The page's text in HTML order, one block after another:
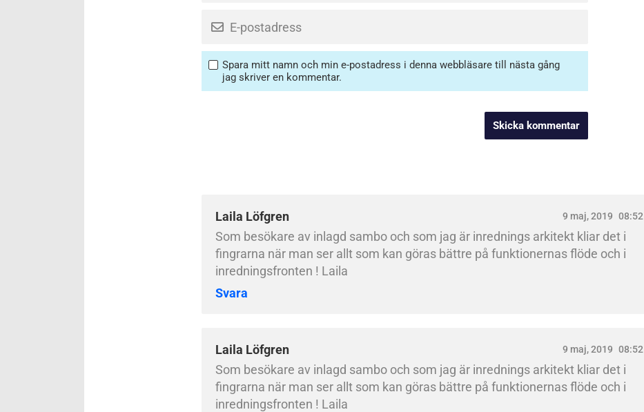
Spara mitt namn och min e-postadress i denna webbläsare till nästa gång
jag skriver en kommentar.
Laila Löfgren 9 maj, 2019 08:52
Som besökare av inlagd sambo och som jag är inrednings arkitekt kliar det i
fingrarna när man ser allt som kan göras bättre på funktionernas flöde och i
inredningsfronten ! Laila
Svara
Laila Löfgren 9 maj, 2019 08:52
Som besökare av inlagd sambo och som jag är inrednings arkitekt kliar det i
fingrarna när man ser allt som kan göras bättre på funktionernas flöde och i
inredningsfronten ! Laila